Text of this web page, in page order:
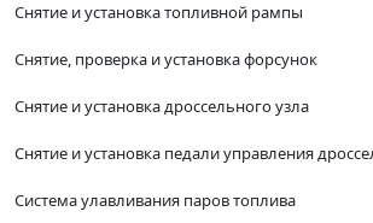
Снятие и установка топливной рампы
Снятие, проверка и установка форсунок
Снятие и установка дроссельного узла
Снятие и установка педали управления
Система улавливания паров топлива